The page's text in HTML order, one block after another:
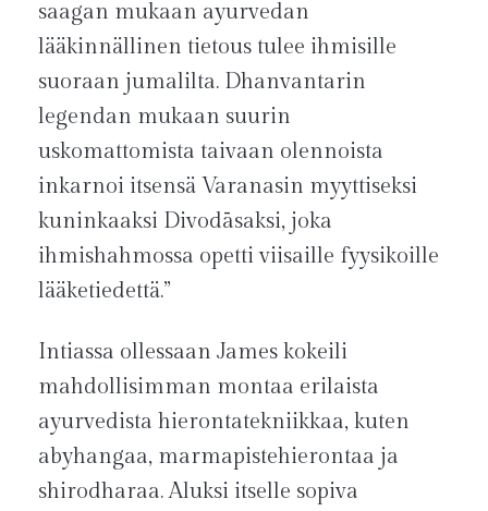
saagan mukaan ayurvedan
lääkinnällinen tietous tulee ihmisille
suoraan jumalilta. Dhanvantarin
legendan mukaan suurin
uskomattomista taivaan olennoista
inkarnoi itsensä Varanasin myyttiseksi
kuninkaaksi Divodāsaksi, joka
ihmishahmossa opetti viisaille fyysikoille
lääketiedettä.”
Intiassa ollessaan James kokeili
mahdollisimman montaa erilaista
ayurvedista hierontatekniikkaa, kuten
abyhangaa, marmapistehierontaa ja
shirodharaa. Aluksi itselle sopiva